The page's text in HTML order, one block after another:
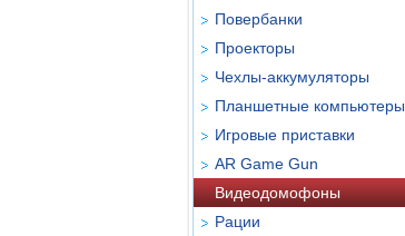
Повербанки
Проекторы
Чехлы-аккумуляторы
Планшетные компьютеры
Игровые приставки
AR Game Gun
Видеодомофоны
Рации